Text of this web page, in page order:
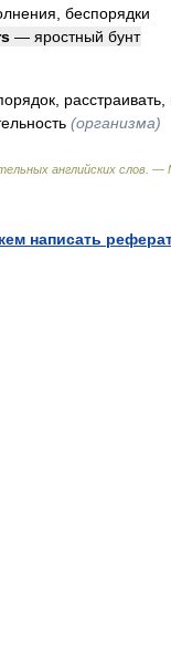
беспорядки
— яростный бунт
(организма)
английских слов. —
написать